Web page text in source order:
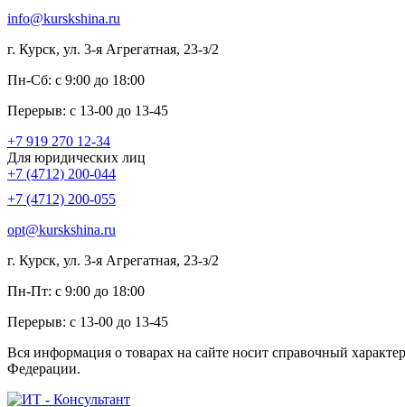
info@kurskshina.ru
г. Курск, ул. 3-я Агрегатная, 23-з/2
Пн-Сб: с 9:00 до 18:00
Перерыв: с 13-00 до 13-45
+7 919 270 12-34
Для юридических лиц
+7 (4712) 200-044
+7 (4712) 200-055
opt@kurskshina.ru
г. Курск, ул. 3-я Агрегатная, 23-з/2
Пн-Пт: с 9:00 до 18:00
Перерыв: с 13-00 до 13-45
Вся информация о товарах на сайте носит справочный
Федерации.